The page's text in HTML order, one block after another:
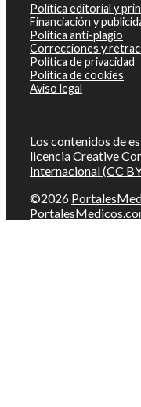
Política editorial y
Financiación y
Política anti-plagio
Correcciones y
Política de privacidad
Política de cookies
Aviso legal
Los contenidos de
licenciaCreative
Internacional (CC
©2026